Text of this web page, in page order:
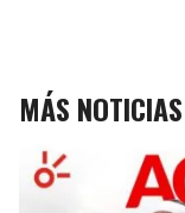
MÁS NOTICIAS